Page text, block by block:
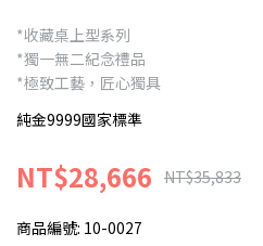
*收藏桌上型系列
*獨一無二紀念禮品
*極致工藝，匠心獨具
純金9999國家標準
NT$28,666 NT$35,833
商品編號: 10-0027